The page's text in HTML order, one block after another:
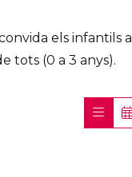
els infantils a
tots (0 a 3 anys).